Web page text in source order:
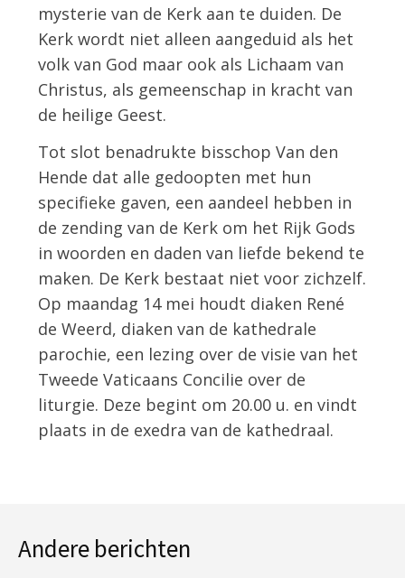
mysterie van de Kerk aan te duiden. De
Kerk wordt niet alleen aangeduid als het
volk van God maar ook als Lichaam van
Christus, als gemeenschap in kracht van
de heilige Geest.
Tot slot benadrukte bisschop Van den
Hende dat alle gedoopten met hun
specifieke gaven, een aandeel hebben in
de zending van de Kerk om het Rijk Gods
in woorden en daden van liefde bekend te
maken. De Kerk bestaat niet voor zichzelf.
Op maandag 14 mei houdt diaken René
de Weerd, diaken van de kathedrale
parochie, een lezing over de visie van het
Tweede Vaticaans Concilie over de
liturgie. Deze begint om 20.00 u. en vindt
plaats in de exedra van de kathedraal.
Andere berichten